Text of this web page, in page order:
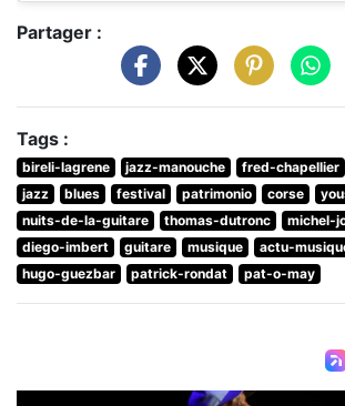
Partager :
Tags :
bireli-lagrene jazz-manouche fred-chapellier
jazz
blues festival patrimonio corse
nuits-de-la-guitare
thomas-dutronc
michel-
diego-imbert
guitare musique actu-
hugo-guezbar
patrick-rondat pat-o-may